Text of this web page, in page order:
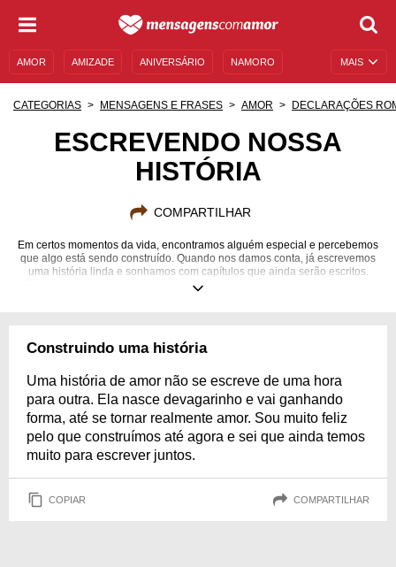
MAIS
AMOR AMIZADE ANIVERSÁRIO NAMORO
MENSAGENS DE ANIVERSÁRIO
CATEGORIAS MENSAGENS E FRASES AMOR DECLARAÇÕES
ESCREVENDO NOSSA
HISTÓRIA
COMPARTILHAR
Em certos momentos da vida, encontramos alguém especial e percebemos
que algo está sendo construído. Quando nos damos conta, já escrevemos
uma história linda e sonhamos com capítulos que ainda serão escritos.
Torço para que a nossa caminhada não tenha um final; se tiver, que seja
Construindo uma história
Uma história de amor não se escreve de uma hora
para outra. Ela nasce devagarinho e vai ganhando
forma, até se tornar realmente amor. Sou muito feliz
pelo que construímos até agora e sei que ainda temos
muito para escrever juntos.
COPIAR COMPARTILHAR